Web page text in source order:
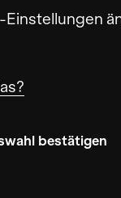
bestätigen